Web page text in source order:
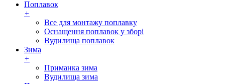
Поплавок
+
Все для монтажу поплавку
Оснащення поплавок у зборі
Вудилища поплавок
Зима
+
Приманка зима
Вудилища зима